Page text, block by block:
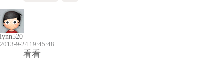
lynn520
2013-9-24 19:45:48
看看